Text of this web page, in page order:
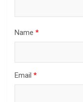
Name *
Email *